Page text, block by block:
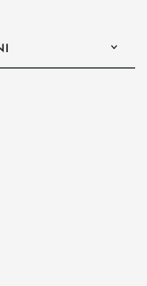
di posta elettronica)
di posta elettronica)